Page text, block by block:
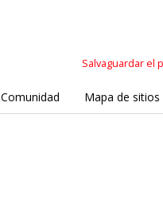
Salvaguardar el
Comunidad Mapa de sitios